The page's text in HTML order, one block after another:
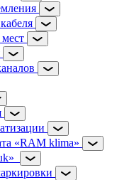
«RAM klima»